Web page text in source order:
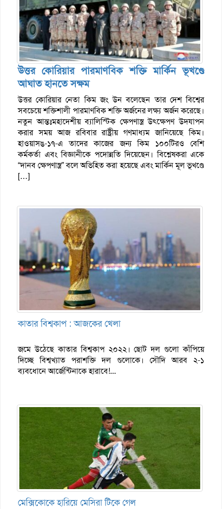
উত্তর কোরিয়ার পারমাণবিক শক্তি মার্কিন ভূখণ্ডে
আঘাত হানতে সক্ষম
উত্তর কোরিয়ার নেতা কিম জং উন বলেছেন তার দেশ বিশ্বের
সবচেয়ে শক্তিশালী পারমাণবিক শক্তি অর্জনের লক্ষ্য অর্জন করেছে।
নতুন আন্তঃমহাদেশীয় ব্যালিস্টিক ক্ষেপণাস্ত্র উৎক্ষেপণ উদযাপন
করার সময় আজ রবিবার রাষ্ট্রীয় গণমাধ্যম জানিয়েছে কিম।
হাওয়াসঙ-১৭-এ তাদের কাজের জন্য কিম ১০০টিরও বেশি
কর্মকর্তা এবং বিজ্ঞানীকে পদোন্নতি দিয়েছেন। বিশ্লেষকরা একে
“দানব ক্ষেপণাস্ত্র” বলে অভিহিত করা হয়েছে এবং মার্কিন মূল ভূখণ্ডে
[…]
কাতার বিশ্বকাপ : আজকের খেলা
জমে উঠেছে কাতার বিশ্বকাপ ২০২২। ছোট দল গুলো কাঁপিয়ে
দিচ্ছে বিশ্বখ্যাত পরাশক্তি দল গুলোকে। সৌদি আরব ২-১
ব্যবধোনে আর্জেন্টিনাকে হারাবে!...
মেক্সিকোকে হারিয়ে মেসিরা টিকে গেল